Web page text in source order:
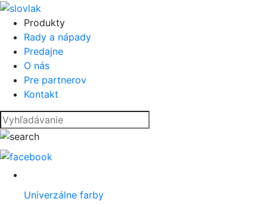
Produkty
Rady a nápady
Predajne
O nás
Pre partnerov
Kontakt
Univerzálne farby